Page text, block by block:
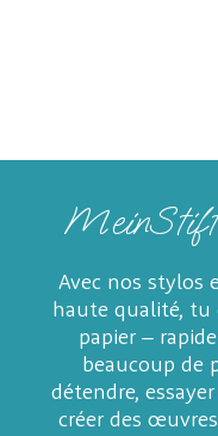
MeinStift
Avec nos stylos
haute qualité, tu
papier –
beaucoup de
détendre,
créer des